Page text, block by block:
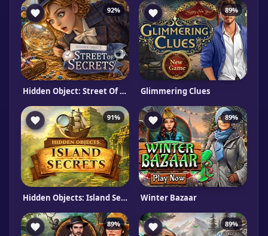
92%
Hidden Object: Street Of Secrets
89%
Glimmering Clues
91%
Hidden Objects: Island Secrets
89%
Winter Bazaar
89% 89%